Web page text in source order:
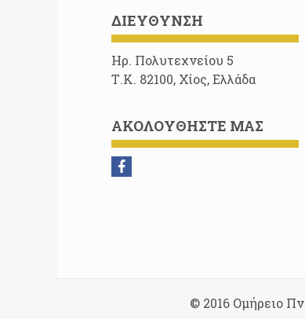
ΔΙΕΎΘΥΝΣΗ
Ηρ. Πολυτεχνείου 5
Τ.Κ. 82100, Χίος, Ελλάδα
ΑΚΟΛΟΥΘΉΣΤΕ ΜΑΣ
© 2016 Ομήρειο